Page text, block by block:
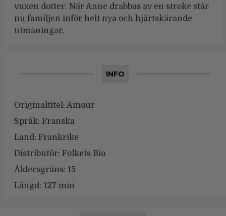
vuxen dotter. När Anne drabbas av en stroke står
nu familjen inför helt nya och hjärtskärande
utmaningar.
INFO
Originaltitel: Amour
Språk: Franska
Land: Frankrike
Distributör: Folkets Bio
Åldersgräns: 15
Längd: 127 min